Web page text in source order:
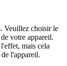
Veuillez choisir le
votre appareil.
mais cela
l'appareil.